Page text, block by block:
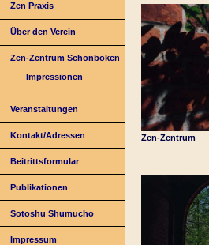
Zen Praxis
Über den Verein
Zen-Zentrum Schönböken
Impressionen
Veranstaltungen
Kontakt/Adressen
Beitrittsformular
Publikationen
Sotoshu Shumucho
Impressum
Zen-Zentrum